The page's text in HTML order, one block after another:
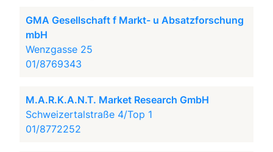
GMA Gesellschaft f Markt- u Absatzforschung
mbH
Wenzgasse 25
01/8769343
M.A.R.K.A.N.T. Market Research GmbH
Schweizertalstraße 4/Top 1
01/8772252